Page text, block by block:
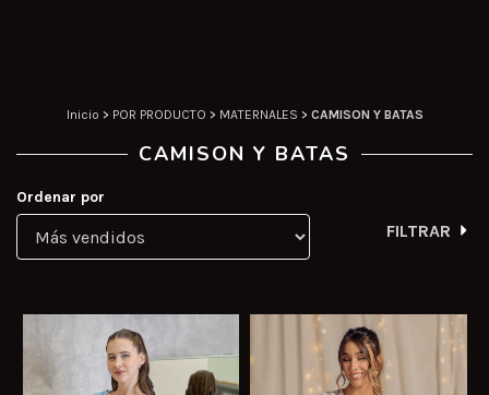
Inicio > POR PRODUCTO > MATERNALES > CAMISON Y BATAS
CAMISON Y BATAS
Ordenar por
FILTRAR